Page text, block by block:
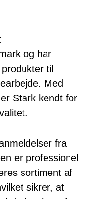
og har
til
Med
Stark kendt for
fra
er professionel
sortiment af
sikrer, at